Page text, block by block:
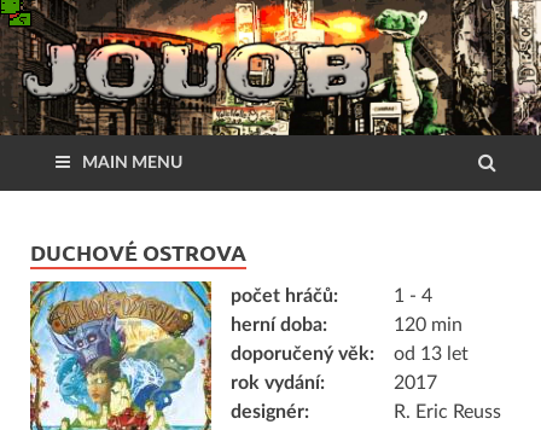
MAIN MENU
DUCHOVÉ OSTROVA
počet hráčů:
1 - 4
herní doba:
120 min
doporučený věk:
od 13 let
rok vydání:
2017
designér:
R. Eric Reuss